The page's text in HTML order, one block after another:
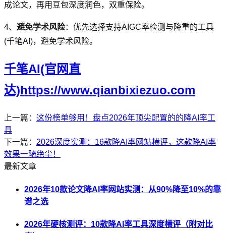
成论文，再用豆包深度润色，双重保险。
4、 避免学术风险：优先选择支持AIGC率检测与降重的工具
(千笔AI)，避免学术风险。
千笔AI(官网直
达)https://www.qianbixiezuo.com
上一篇： 这份榜单够用！盘点2026年顶尖配置的的降AI率工
具
下一篇： 2026深度实测：16款降AI率网站横评，这款降AI率
效果一骑绝尘！
最新文章
2026年10款论文降AI率网站实测：从90%降至10%的靠
谱之选
2026年硬核测评：10款降AI率工具深度横评（附对比